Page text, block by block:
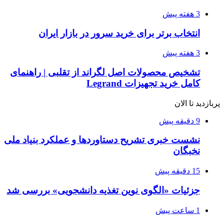
3 هفته پیش
انتخاب برتر برای خرید سرور در بازار ایران
3 هفته پیش
تشخیص محصولات اصل لگراند از تقلبی | راهنمای
کامل خرید تجهیزات Legrand
پربازدید تا الان
9 دقیقه پیش
نشست خبری تشریح دستاوردها و عملکرد بنیاد ملی
نخبگان
15 دقیقه پیش
جزئیات «الگوی نوین تغذیه دانشجویی» بررسی شد
1 ساعت پیش